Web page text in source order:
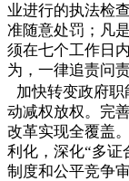
业进行的执法检
准随意处罚；凡
须在七个工作日
为，一律追责问
加快转变政府职
动减权放权。完
改革实现全覆盖
利化，深化“多证
制度和公平竞争